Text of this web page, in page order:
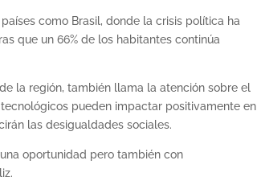
como Brasil, donde la crisis política ha
que un 66% de los habitantes continúa
la región, también llama la atención sobre el
pueden impactar positivamente en
las desigualdades sociales.
oportunidad pero también con